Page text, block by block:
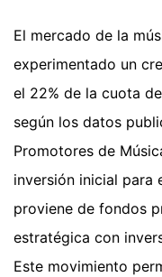
El mercado de la
experimentado un
el 22% de la cuota
según los datos
Promotores de
inversión inicial para
proviene de fondos
estratégica con
Este movimiento